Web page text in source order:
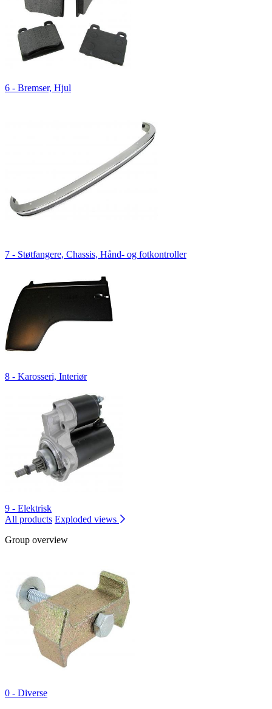
6 - Bremser, Hjul
7 - Støtfangere, Chassis, Hånd- og fotkontroller
8 - Karosseri, Interiør
9 - Elektrisk
All products Exploded views
Group overview
0 - Diverse